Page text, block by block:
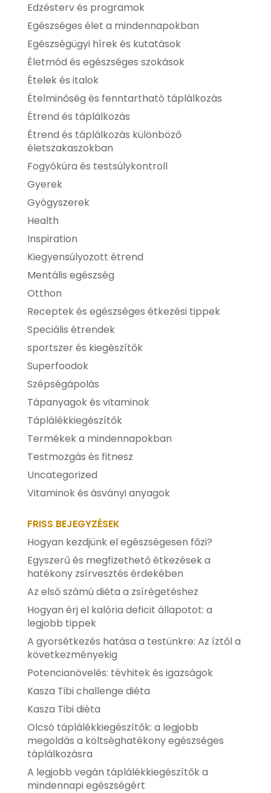
Edzésterv és programok
Egészséges élet a mindennapokban
Egészségügyi hírek és kutatások
Életmód és egészséges szokások
Ételek és italok
Ételminőség és fenntartható táplálkozás
Étrend és táplálkozás
Étrend és táplálkozás különböző
életszakaszokban
Fogyókúra és testsúlykontroll
Gyerek
Gyógyszerek
Health
Inspiration
Kiegyensúlyozott étrend
Mentális egészség
Otthon
Receptek és egészséges étkezési tippek
Speciális étrendek
sportszer és kiegészítők
Superfoodok
Szépségápolás
Tápanyagok és vitaminok
Táplálékkiegészítők
Termékek a mindennapokban
Testmozgás és fitnesz
Uncategorized
Vitaminok és ásványi anyagok
FRISS BEJEGYZÉSEK
Hogyan kezdjünk el egészségesen főzi?
Egyszerű és megfizethető étkezések a
hatékony zsírvesztés érdekében
Az első számú diéta a zsírégetéshez
Hogyan érj el kalória deficit állapotot: a
legjobb tippek
A gyorsétkezés hatása a testünkre: Az íztől a
következményekig
Potencianövelés: tévhitek és igazságok
Kasza Tibi challenge diéta
Kasza Tibi diéta
Olcsó táplálékkiegészítők: a legjobb
megoldás a költséghatékony egészséges
táplálkozásra
A legjobb vegán táplálékkiegészítők a
mindennapi egészségért